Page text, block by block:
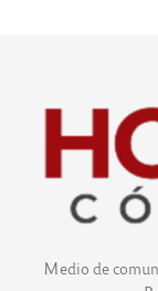
Medio de